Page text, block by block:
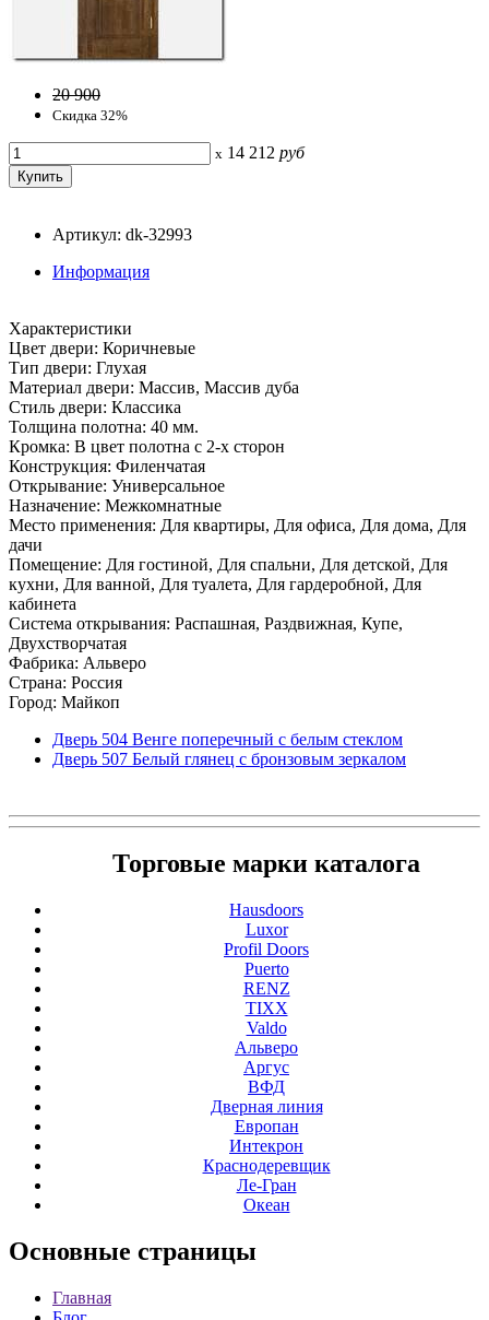
20 900
Скидка 32%
x 14 212 руб
Артикул: dk-32993
Информация
Характеристики
Цвет двери: Коричневые
Тип двери: Глухая
Материал двери: Массив, Массив дуба
Стиль двери: Классика
Толщина полотна: 40 мм.
Кромка: В цвет полотна с 2-х сторон
Конструкция: Филенчатая
Открывание: Универсальное
Назначение: Межкомнатные
Место применения: Для квартиры, Для офиса, Для дома, Для
дачи
Помещение: Для гостиной, Для спальни, Для детской, Для
кухни, Для ванной, Для туалета, Для гардеробной, Для
кабинета
Система открывания: Распашная, Раздвижная, Купе,
Двухстворчатая
Фабрика: Альверо
Страна: Россия
Город: Майкоп
Дверь 504 Венге поперечный с белым стеклом
Дверь 507 Белый глянец с бронзовым зеркалом
Торговые марки каталога
Hausdoors
Luxor
Profil Doors
Puerto
RENZ
TIXX
Valdo
Альверо
Аргус
ВФД
Дверная линия
Европан
Интекрон
Краснодеревщик
Ле-Гран
Океан
Основные страницы
Главная